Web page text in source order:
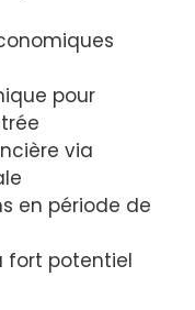
pour
via
en période de
fort potentiel